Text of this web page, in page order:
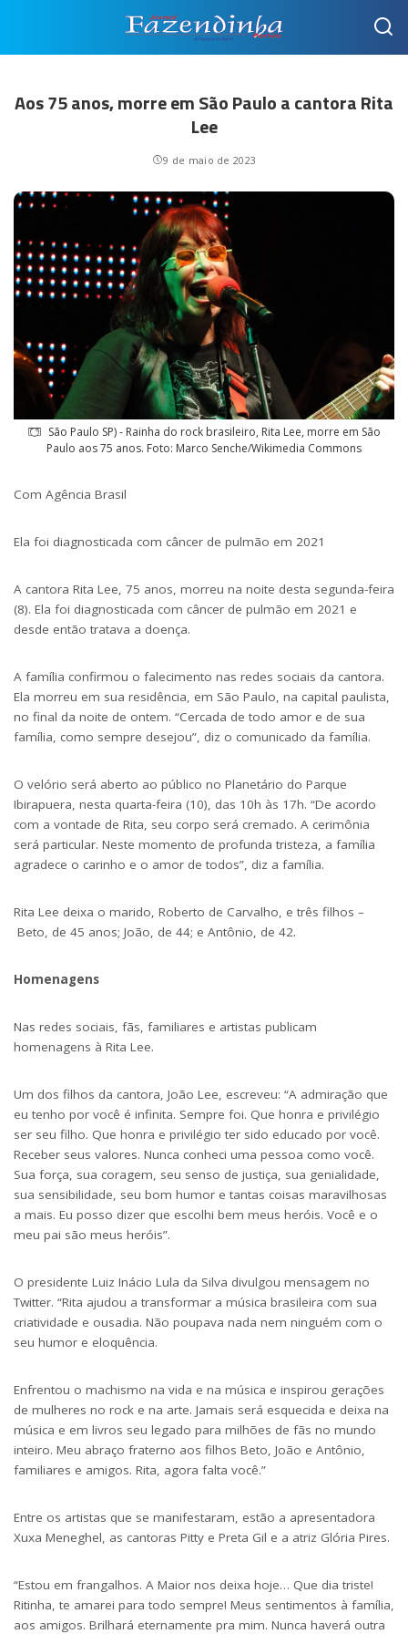
Aos 75 anos, morre em São Paulo a cantora Rita
Lee
9 de maio de 2023
São Paulo SP) - Rainha do rock brasileiro, Rita Lee, morre em São
Paulo aos 75 anos. Foto: Marco Senche/Wikimedia Commons
Com Agência Brasil
Ela foi diagnosticada com câncer de pulmão em 2021
A cantora Rita Lee, 75 anos, morreu na noite desta segunda-feira
(8). Ela foi diagnosticada com câncer de pulmão em 2021 e
desde então tratava a doença.
A família confirmou o falecimento nas redes sociais da cantora.
Ela morreu em sua residência, em São Paulo, na capital paulista,
no final da noite de ontem. “Cercada de todo amor e de sua
família, como sempre desejou”, diz o comunicado da família.
O velório será aberto ao público no Planetário do Parque
Ibirapuera, nesta quarta-feira (10), das 10h às 17h. “De acordo
com a vontade de Rita, seu corpo será cremado. A cerimônia
será particular. Neste momento de profunda tristeza, a família
agradece o carinho e o amor de todos”, diz a família.
Rita Lee deixa o marido, Roberto de Carvalho, e três filhos –
Beto, de 45 anos; João, de 44; e Antônio, de 42.
Homenagens
Nas redes sociais, fãs, familiares e artistas publicam
homenagens à Rita Lee.
Um dos filhos da cantora, João Lee, escreveu: “A admiração que
eu tenho por você é infinita. Sempre foi. Que honra e privilégio
ser seu filho. Que honra e privilégio ter sido educado por você.
Receber seus valores. Nunca conheci uma pessoa como você.
Sua força, sua coragem, seu senso de justiça, sua genialidade,
sua sensibilidade, seu bom humor e tantas coisas maravilhosas
a mais. Eu posso dizer que escolhi bem meus heróis. Você e o
meu pai são meus heróis”.
O presidente Luiz Inácio Lula da Silva divulgou mensagem no
Twitter. “Rita ajudou a transformar a música brasileira com sua
criatividade e ousadia. Não poupava nada nem ninguém com o
seu humor e eloquência.
Enfrentou o machismo na vida e na música e inspirou gerações
de mulheres no rock e na arte. Jamais será esquecida e deixa na
música e em livros seu legado para milhões de fãs no mundo
inteiro. Meu abraço fraterno aos filhos Beto, João e Antônio,
familiares e amigos. Rita, agora falta você.”
Entre os artistas que se manifestaram, estão a apresentadora
Xuxa Meneghel, as cantoras Pitty e Preta Gil e a atriz Glória Pires.
“Estou em frangalhos. A Maior nos deixa hoje… Que dia triste!
Ritinha, te amarei para todo sempre! Meus sentimentos à família,
aos amigos. Brilhará eternamente pra mim. Nunca haverá outra